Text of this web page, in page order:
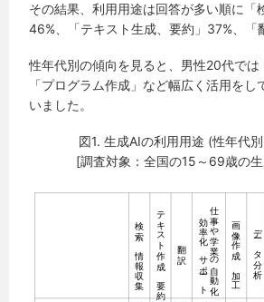
その結果、利用用途は回答が多い順に「
46%、「テキスト生成、要約」37%、「
性年代別の傾向を見ると、男性20代では
「プログラム作成」など幅広く活用をし
いました。
図1. 生成AIの利用用途 (性年代
[調査対象：全国の15～69歳の